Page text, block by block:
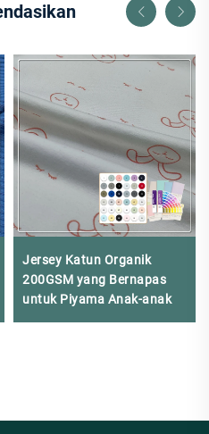
Jersey Katun Organik
200GSM yang Bernapas
untuk Piyama Anak-anak